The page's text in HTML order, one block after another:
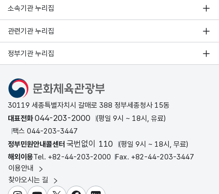
소속기관 누리집
관련기관 누리집
정부기관 누리집
문화체육관광부
30119 세종특별자치시 갈매로 388 정부세종청사 15동
대표전화044-203-2000
(평일 9시 ~ 18시, 유료)
팩스 044-203-3447
정부민원안내콜센터 국번없이 110
(평일 9시 ~ 18시, 무료)
해외이용Tel. +82-44-203-2000 Fax. +82-44-203-3447
이용안내
찾아오시는 길